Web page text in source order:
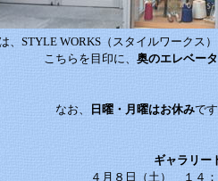
、STYLE WORKS（スタイルワークス
こちらを目印に、 奥のエレベー
なお、 日曜・月曜はお休みで
ギャラリー
４月８日（土） １４